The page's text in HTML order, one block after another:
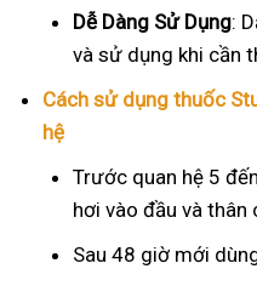
Dễ Dàng Sử Dụng:
và sử dụng khi cần
Cách sử dụng thuốc
hệ
Trước quan hệ 5
hơi vào đầu và thân
Sau 48 giờ mới